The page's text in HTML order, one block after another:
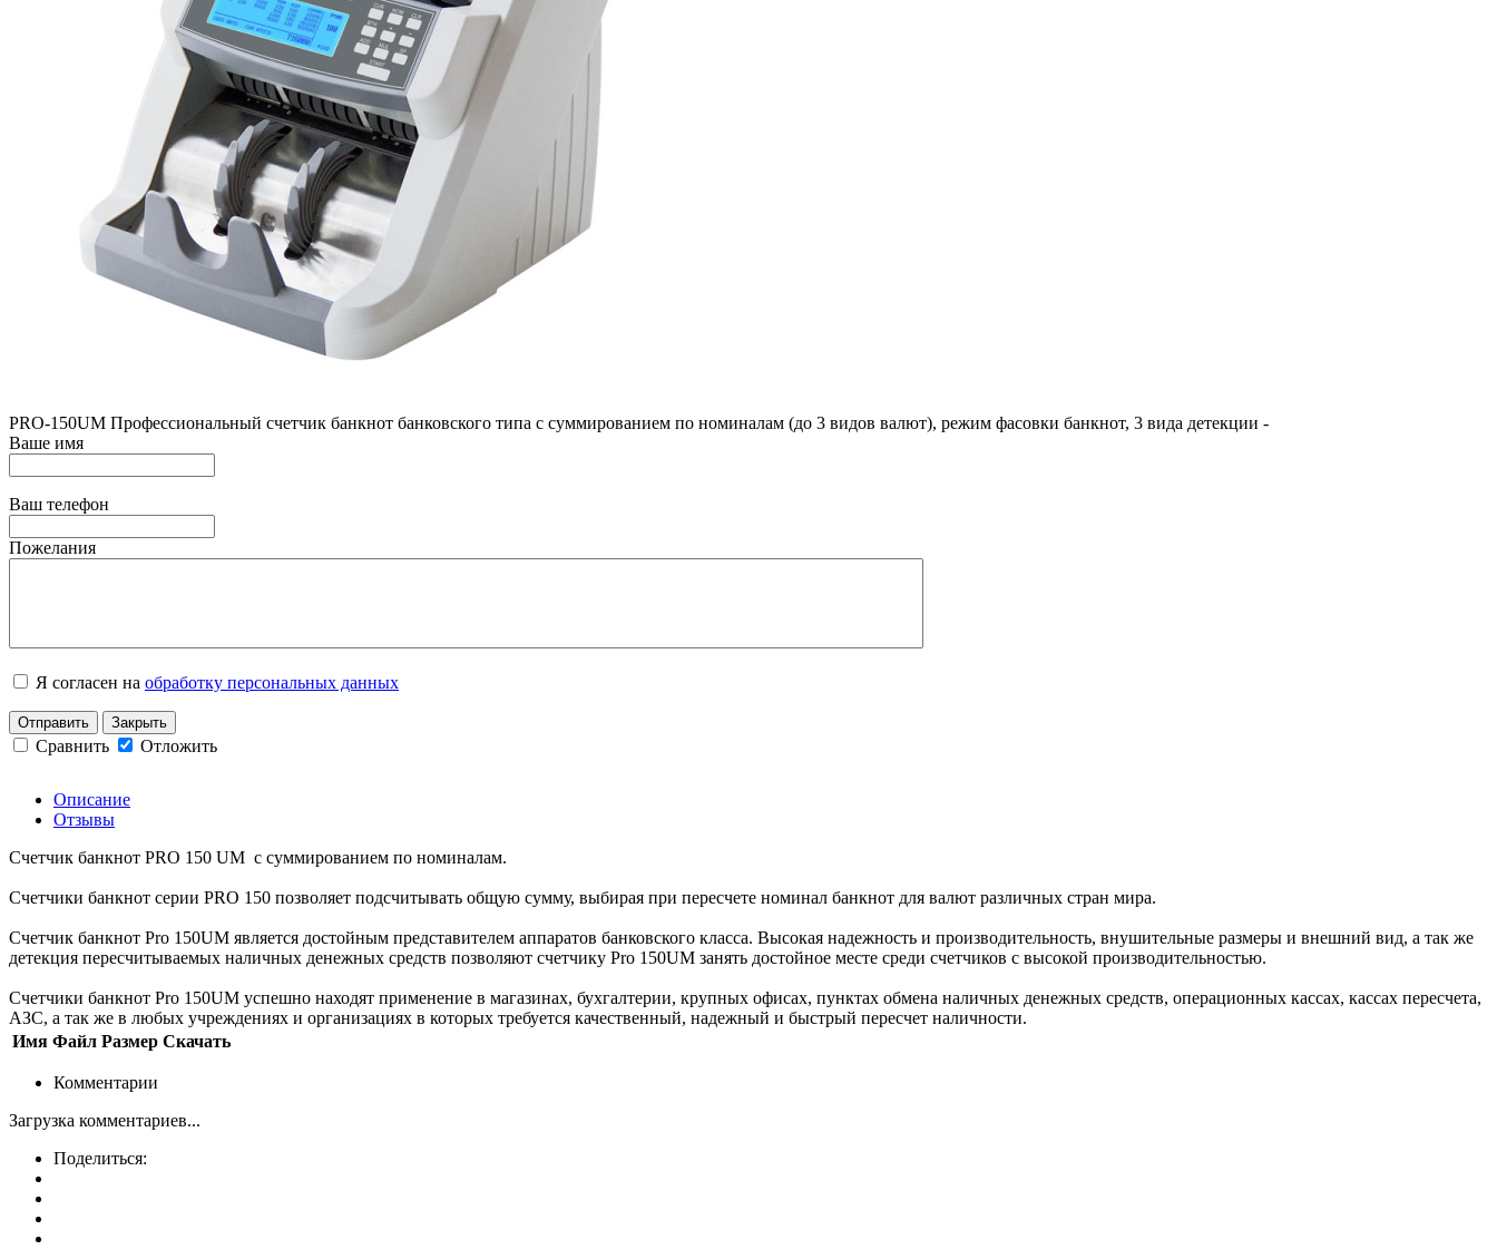
PRO-150UM Профессиональный счетчик банкнот банковского типа с суммированием по номиналам (до 3 видов валют), режим фасовки банкнот, 3 вида детекции -
Ваше имя
Ваш телефон
Пожелания
Я согласен на обработку персональных данных
Отправить Закрыть
Сравнить Отложить
Описание
Отзывы
Счетчик банкнот PRO 150 UM с суммированием по номиналам.
Счетчики банкнот серии PRO 150 позволяет подсчитывать общую сумму, выбирая при пересчете номинал банкнот для валют различных стран мира.
Счетчик банкнот Pro 150UM является достойным представителем аппаратов банковского класса. Высокая надежность и производительность, внушительные размеры и внешний вид, а так же
детекция пересчитываемых наличных денежных средств позволяют счетчику Pro 150UM занять достойное месте среди счетчиков с высокой производительностью.
Счетчики банкнот Pro 150UM успешно находят применение в магазинах, бухгалтерии, крупных офисах, пунктах обмена наличных денежных средств, операционных кассах, кассах пересчета,
АЗС, а так же в любых учреждениях и организациях в которых требуется качественный, надежный и быстрый пересчет наличности.
Имя Файл Размер Скачать
Комментарии
Загрузка комментариев...
Поделиться: